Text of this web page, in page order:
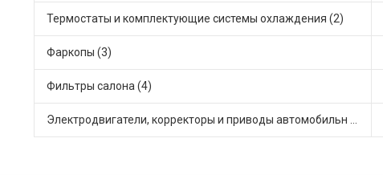
Термостаты и комплектующие системы охлаждения (2)
Фаркопы (3)
Фильтры салона (4)